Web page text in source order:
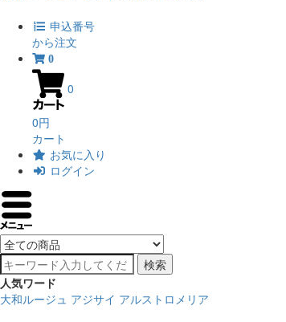
申込番号
から注文
0
0
0円
カート
お気に入り
ログイン
検索
人気ワード
大和ルージュ アジサイ アルストロメリア